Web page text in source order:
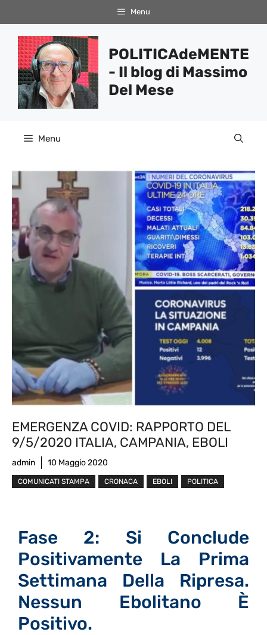
al
contenuto
Menu
POLITICAdeMENTE
- Il blog di Massimo
Del Mese
Menu
EMERGENZA COVID: RAPPORTO DEL
9/5/2020 ITALIA, CAMPANIA, EBOLI
admin 10 Maggio 2020
COMUNICATI STAMPA CRONACA EBOLI POLITICA
Fase 2: Si Conclude
Positivamente La Prima
Settimana Della Ripresa.
Nessun Ebolitano È
Positivo.